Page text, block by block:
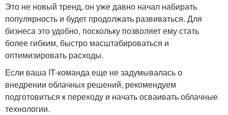
Это не новый тренд, он уже давно начал набирать
популярность и будет продолжать развиваться. Для
бизнеса это удобно, поскольку позволяет ему стать
более гибким, быстро масштабироваться и
оптимизировать расходы.
Если ваша IT-команда еще не задумывалась о
внедрении облачных решений, рекомендуем
подготовиться к переходу и начать осваивать облачные
технологии.